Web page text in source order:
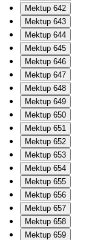
Mektup 642
Mektup 643
Mektup 644
Mektup 645
Mektup 646
Mektup 647
Mektup 648
Mektup 649
Mektup 650
Mektup 651
Mektup 652
Mektup 653
Mektup 654
Mektup 655
Mektup 656
Mektup 657
Mektup 658
Mektup 659